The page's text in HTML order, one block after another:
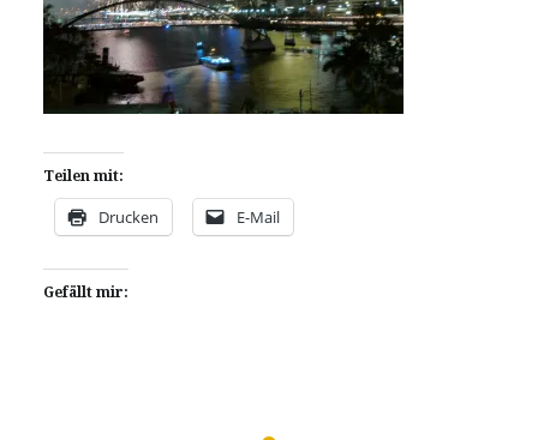
Teilen mit:
Drucken E-Mail
Gefällt mir: